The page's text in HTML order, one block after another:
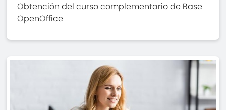
Obtención del curso complementario de Base
OpenOffice